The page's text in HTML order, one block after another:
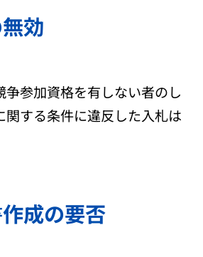
効
争参加資格を有しない者のし
関する条件に違反した入札は
成の要否